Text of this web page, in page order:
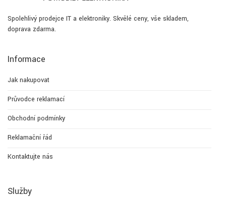
Spolehlivý prodejce IT a elektroniky. Skvělé ceny, vše skladem,
doprava zdarma.
Informace
Jak nakupovat
Průvodce reklamací
Obchodní podmínky
Reklamační řád
Kontaktujte nás
Služby